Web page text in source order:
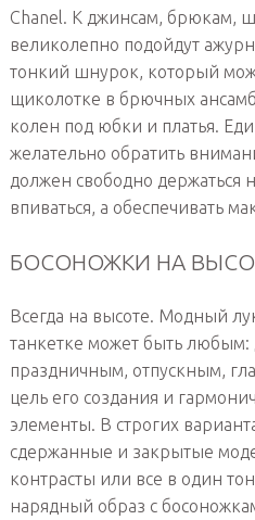
Chanel. К джинсам, брюкам,
великолепно подойдут
тонкий шнурок, который
щиколотке в брючных
колен под юбки и платья.
желательно обратить
должен свободно держаться
впиваться, а обеспечивать
БОСОНОЖКИ НА
Всегда на высоте. Модный
танкетке может быть
праздничным, отпускным,
цель его создания и
элементы. В строгих
сдержанные и закрытые
контрасты или все в один
нарядный образ с